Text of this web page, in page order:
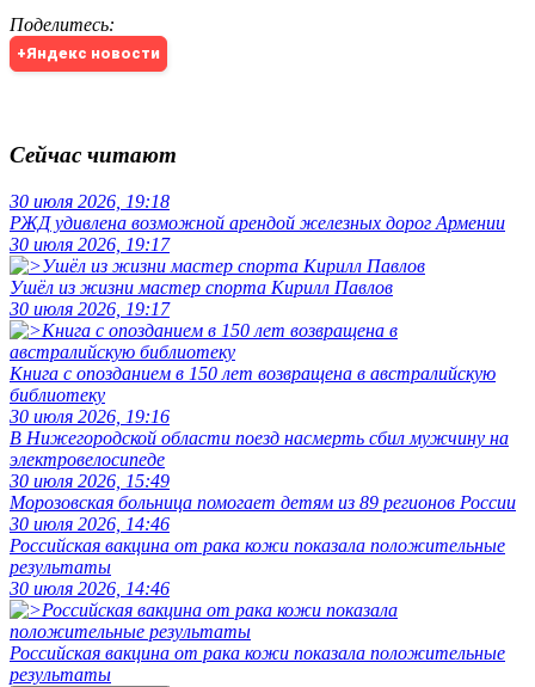
Поделитесь:
+Яндекс новости
Сейчас читают
30 июля 2026, 19:18
РЖД удивлена возможной арендой железных дорог Армении
30 июля 2026, 19:17
Ушёл из жизни мастер спорта Кирилл Павлов
30 июля 2026, 19:17
Книга с опозданием в 150 лет возвращена в австралийскую
библиотеку
30 июля 2026, 19:16
В Нижегородской области поезд насмерть сбил мужчину на
электровелосипеде
30 июля 2026, 15:49
Морозовская больница помогает детям из 89 регионов России
30 июля 2026, 14:46
Российская вакцина от рака кожи показала положительные
результаты
30 июля 2026, 14:46
Российская вакцина от рака кожи показала положительные
результаты